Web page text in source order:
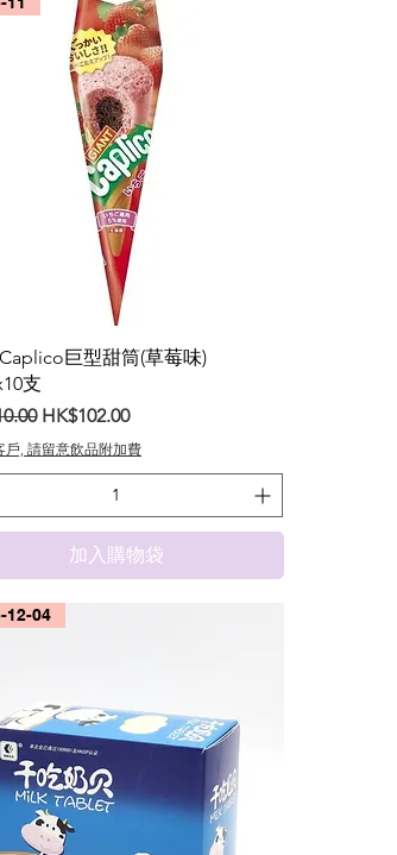
巨型甜筒(草莓味)
支
格
促銷價格
HK$102.00
戶, 請留意飲品附加費
加入購物袋
12-04